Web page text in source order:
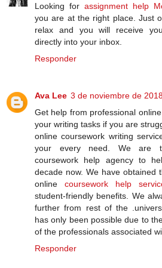
Looking for assignment help
you are at the right place. Just
relax and you will receive
directly into your inbox.
Responder
Ava Lee 3 de noviembre de
Get help from professional online
your writing tasks if you are
online coursework writing
your every need. We are
coursework help agency to
decade now. We have obtained
online coursework help
student-friendly benefits. We
further from rest of the
has only been possible due to
of the professionals associated
Responder